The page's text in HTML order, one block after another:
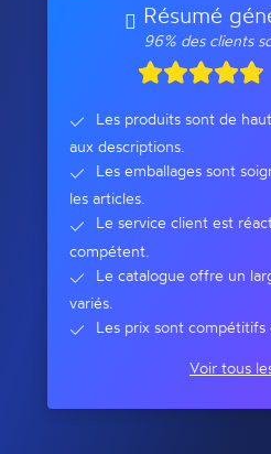
Résumé
96% des clients
Les produits sont de
aux descriptions.
Les emballages sont
les articles.
Le service client est
compétent.
Le catalogue offre un
variés.
Les prix sont compétitifs
Voir tous